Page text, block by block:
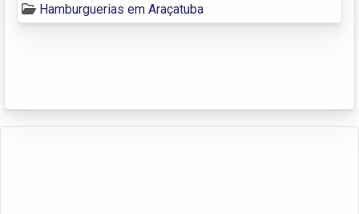
Hamburguerias em Araçatuba